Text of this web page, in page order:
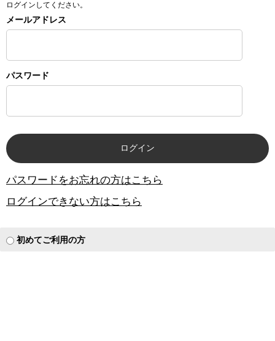
ログインしてください。
メールアドレス
パスワード
パスワードをお忘れの方はこちら
ログインできない方はこちら
初めてご利用の方